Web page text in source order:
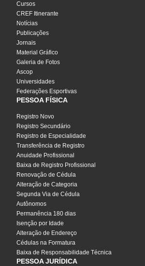
Cursos
CREF Itinerante
Notícias
Publicações
Jornais
Material Gráfico
Galeria de Fotos
Ascop
Universidades
Federações Esportivas
PESSOA FÍSICA
Registro Novo
Registro Secundário
Registro de Especialidade
Transferência de Registro
Anuidade Profissional
Baixa de Registro Profissional
Renovação de Cédula
Alteração de Categoria
Segunda Via de Cédula
Autônomos
Permanência 180 dias
Isenção por Idade
Alteração de Endereço
Cédulas na Formatura
Baixa de Responsabilidade Técnica
PESSOA JURÍDICA